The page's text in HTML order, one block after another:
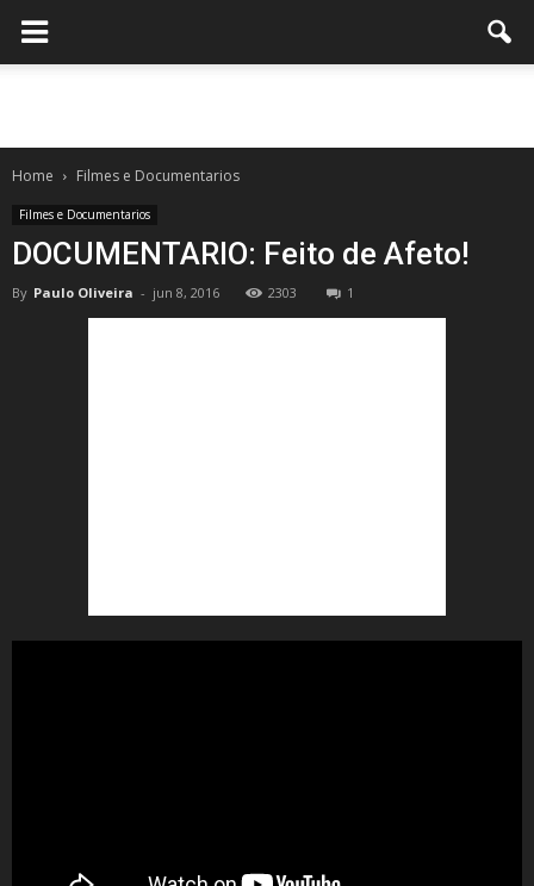
Home Filmes e Documentarios
Filmes e Documentarios
DOCUMENTARIO: Feito de Afeto!
By Paulo Oliveira - jun 8, 2016 2303 1